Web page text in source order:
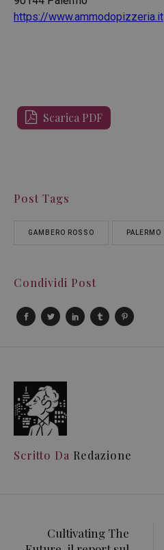
https://www.ammodopizzeria.it
Scarica PDF
Post Tags
GAMBERO ROSSO PALERMO
Condividi Post
Scritto Da Redazione
Cultivating The